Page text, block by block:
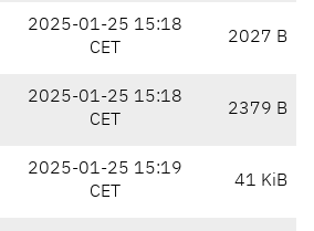
2025-01-25 15:18
CET
2027 B
2025-01-25 15:18
CET
2379 B
2025-01-25 15:19
CET
41 KiB